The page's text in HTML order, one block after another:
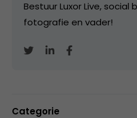
Bestuur Luxor Live, social
fotografie en vader!
Categorie